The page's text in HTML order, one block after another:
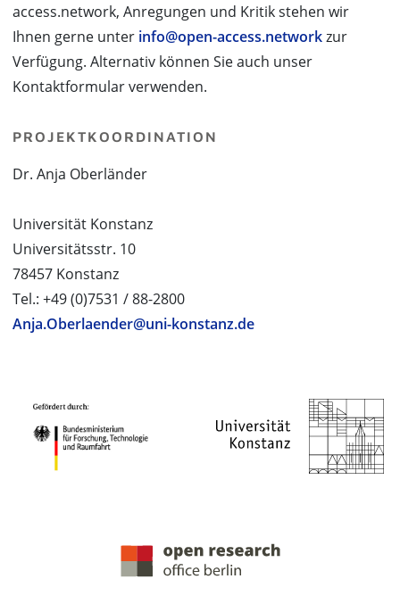
access.network, Anregungen und Kritik stehen wir
Ihnen gerne unter info@open-access.networkzur
Verfügung. Alternativ können Sie auch unser
Kontaktformular verwenden.
PROJEKTKOORDINATION
Dr. Anja Oberländer
Universität Konstanz
Universitätsstr. 10
78457 Konstanz
Tel.: +49 (0)7531 / 88-2800
Anja.Oberlaender@uni-konstanz.de